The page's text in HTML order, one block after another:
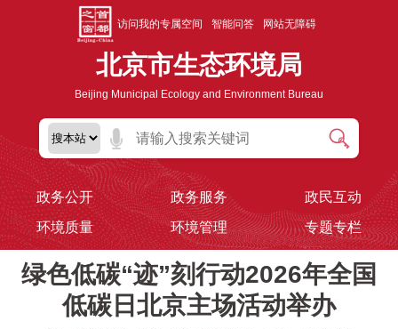
访问我的专属空间 智能问答 网站无障碍
北京市生态环境局
Beijing Municipal Ecology and Environment Bureau
政务公开 政务服务
政民互动
环境质量
环境管理 专题专栏
绿色低碳“迹”刻行动2026年全国
低碳日北京主场活动举办